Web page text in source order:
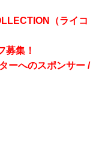
（ライコ
募集！
ーへのスポンサー /